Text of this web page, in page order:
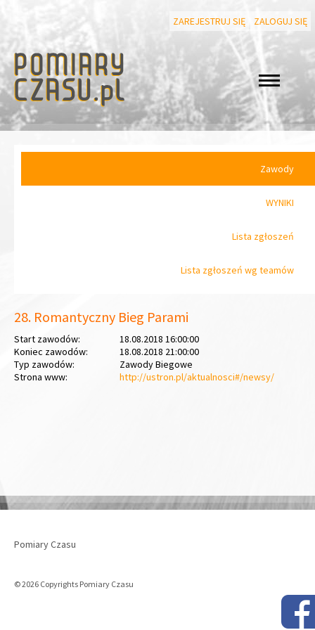
ZAREJESTRUJ SIĘ ZALOGUJ SIĘ
Zawody
WYNIKI
Lista zgłoszeń
Lista zgłoszeń wg teamów
28. Romantyczny Bieg Parami
Start zawodów:
18.08.2018 16:00:00
Koniec zawodów:
18.08.2018 21:00:00
Typ zawodów:
Zawody Biegowe
Strona www:
http://ustron.pl/aktualnosci#/newsy/
Pomiary Czasu
© 2026 Copyrights Pomiary Czasu